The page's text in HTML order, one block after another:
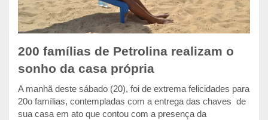
200 famílias de Petrolina realizam o
sonho da casa própria
A manhã deste sábado (20), foi de extrema felicidades para
20o famílias, contempladas com a entrega das chaves de
sua casa em ato que contou com a presença da